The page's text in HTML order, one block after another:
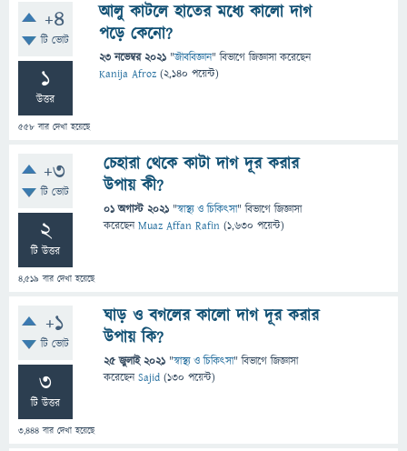
+4
টি ভোট
1
উত্তর
558 বার দেখা হয়েছে
আলু কাটলে হাতের মধ্যে কালো দাগ
পড়ে কেনো?
23 নভেম্বর 2021 "জীববিজ্ঞান" বিভাগে জিজ্ঞাসাকরেছেন
Kanija Afroz (2,140 পয়েন্ট)
+3
টি ভোট
2
টি উত্তর
4,519 বার দেখা হয়েছে
চেহারা থেকে কাটা দাগ দূর করার
উপায় কী?
01 অগাস্ট 2021 "স্বাস্থ্য ও চিকিৎসা" বিভাগে জিজ্ঞাসা
করেছেনMuaz Affan Rafin (1,630 পয়েন্ট)
+1
টি ভোট
3
টি উত্তর
3,444 বার দেখা হয়েছে
ঘাড় ও বগলের কালো দাগ দূর করার
উপায় কি?
25 জুলাই 2021 "স্বাস্থ্য ও চিকিৎসা" বিভাগে জিজ্ঞাসা
করেছেনSajid (130 পয়েন্ট)